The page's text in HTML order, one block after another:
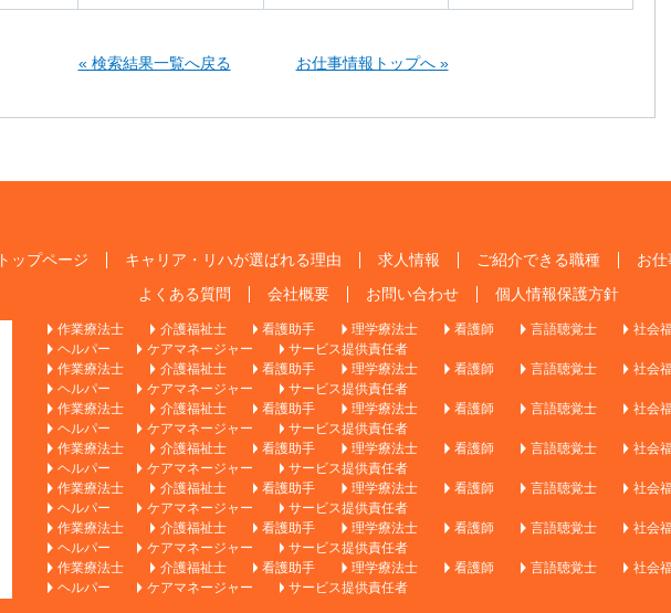
« 検索結果一覧へ戻る お仕事情報トップへ »
トップページ キャリア・リハが選ばれる理由 求人情報 ご紹介できる職種
お
よくある質問
会社概要 お問い合わせ 個人情報保護方針
作業療法士 介護福祉士 看護助手 理学療法士 看護師 言語聴覚士 社会
ヘルパー
ケアマネージャー サービス提供責任者
作業療法士 介護福祉士 看護助手 理学療法士 看護師 言語聴覚士 社会
ヘルパー
ケアマネージャー サービス提供責任者
作業療法士 介護福祉士 看護助手 理学療法士 看護師 言語聴覚士 社会
ヘルパー
ケアマネージャー サービス提供責任者
作業療法士 介護福祉士 看護助手 理学療法士 看護師 言語聴覚士 社会
ヘルパー
ケアマネージャー サービス提供責任者
作業療法士 介護福祉士 看護助手 理学療法士 看護師 言語聴覚士 社会
ヘルパー
ケアマネージャー サービス提供責任者
作業療法士 介護福祉士 看護助手 理学療法士 看護師 言語聴覚士 社会
ヘルパー
ケアマネージャー サービス提供責任者
作業療法士 介護福祉士 看護助手 理学療法士 看護師 言語聴覚士 社会
ヘルパー
ケアマネージャー サービス提供責任者